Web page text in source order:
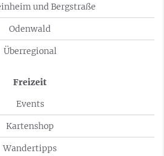
und Bergstraße
Odenwald
Überregional
Freizeit
Events
Kartenshop
Wandertipps